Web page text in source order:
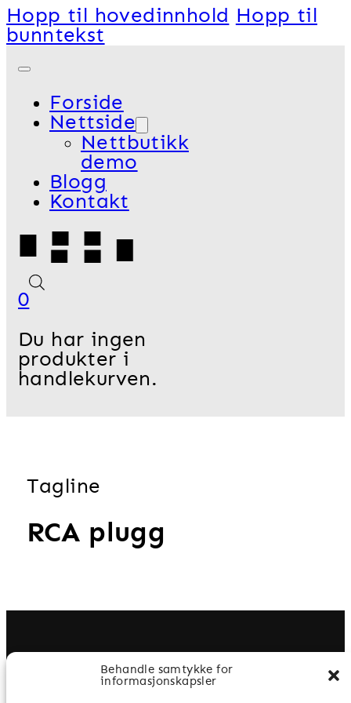
Behandle samtykke for
informasjonskapsler
Hopp til hovedinnhold
Hopp til
bunntekst
Forside
Nettside
Nettbutikk
demo
Blogg
Kontakt
0
Du har ingen
produkter i
handlekurven.
RCA plugg
Tagline